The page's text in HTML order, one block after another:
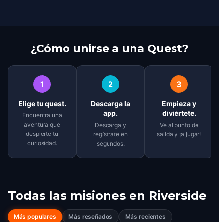
¿Cómo unirse a una Quest?
1
Elige tu quest.
Encuentra una
aventura que
despierte tu
curiosidad.
2
Descarga la
app.
Descarga y
regístrate en
segundos.
3
Empieza y
diviértete.
Ve al punto de
salida y ¡a jugar!
Todas las misiones en Riverside
Más populares Más reseñados
Más recientes